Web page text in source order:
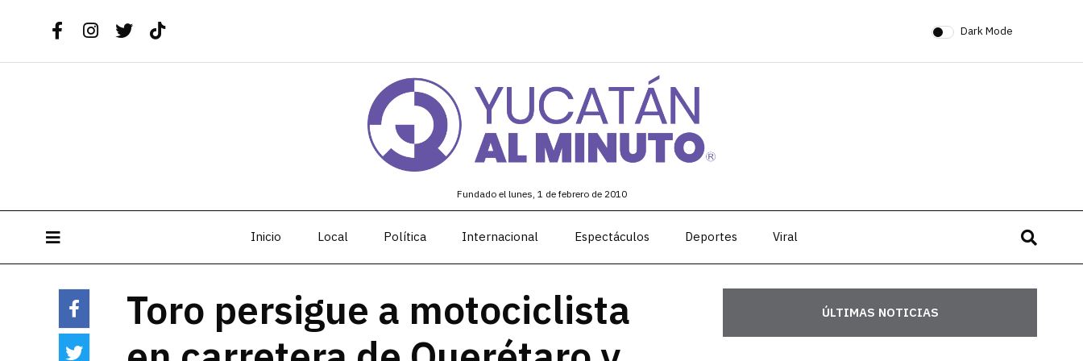
Dark Mode
Fundado el lunes, 1 de febrero de 2010
Inicio Local Política Internacional Espectáculos Deportes Viral
Toro persigue a motociclista ÚLTIMAS NOTICIAS